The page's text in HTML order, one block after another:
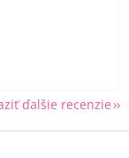
ďalšie recenzie